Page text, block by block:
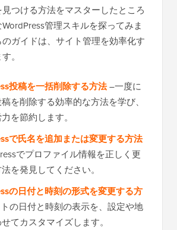
つける方法をマスターしたところ
管理スキルを探ってみま
ガイドは、サイト管理を効率化す
。
投稿を一括削除する方法–一度に
を削除する効率的な方法を学び、
を節約します。
で氏名を追加または変更する方法
でプロファイル情報を正しく更
を発見してください。
の日付と時刻の形式を変更する方
の日付と時刻の表示を、設定や地
てカスタマイズします。